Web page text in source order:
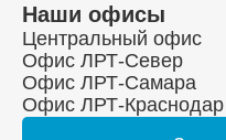
Наши офисы
Центральный офис
Офис ЛРТ-Север
Офис ЛРТ-Самара
Офис ЛРТ-Краснодар